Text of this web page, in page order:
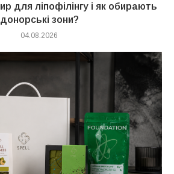
для ліпофілінгу і як обирають
донорські зони?
04.08.2026